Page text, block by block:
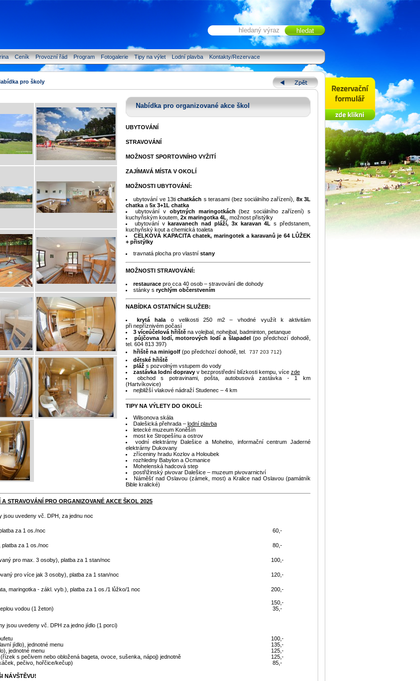
Ceník Provozní řád Program Fotogalerie Tipy na výlet Lodní plavba Kontakty/Rezervace
pro školy
Nabídka pro organizované akce škol
UBYTOVÁNÍ
STRAVOVÁNÍ
MOŽNOST SPORTOVNÍHO VYŽITÍ
ZAJÍMAVÁ MÍSTA V OKOLÍ
MOŽNOSTI UBYTOVÁNÍ:
ubytování ve 13tichatkách s terasami (bez sociálního zařízení), 8x 3L
chatka a 5x 3+1L chatka
ubytování v obytných maringotkách(bez sociálního zařízení) s
kuchyňským koutem, 2x maringotka 4L , možnost přistýlky
ubytování vkaravanech nad pláží, 3x karavan 4Ls předstanem,
kuchyňský kout a chemická toaleta
CELKOVÁ KAPACITA chatek, maringotek a karavanů je 64 LŮŽEK
+ přistýlky
travnatá plocha pro vlastní stany
MOŽNOSTI STRAVOVÁNÍ:
restaurace pro cca 40 osob – stravování dle dohody
stánky s rychlým občerstvením
NABÍDKA OSTATNÍCH SLUŽEB:
krytá hala o velikosti 250 m2 – vhodné využít k aktivitám
při nepříznivém počasí
3 víceúčelová hřiště na volejbal, nohejbal, badminton, petanque
půjčovna lodí, motorových lodí a šlapadel(po předchozí dohodě,
tel. 604 813 397)
hřiště na minigolf (po předchozí dohodě, tel. 737 203 712)
dětské hřiště
pláž s pozvolným vstupem do vody
zastávka lodní dopravy v bezprostřední blízkosti kempu, více zde
obchod s potravinami, pošta, autobusová zastávka - 1 km
(Hartvíkovice)
nejbližší vlakové nádraží Studenec – 4 km
TIPY NA VÝLETY DO OKOLÍ:
Wilsonova skála
Dalešická přehrada – lodní plavba
letecké muzeum Koněšín
most ke Stropešínu a ostrov
vodní elektrárny Dalešice a Mohelno, informační centrum Jaderné
elektrárny Dukovany
zříceniny hradu Kozlov a Holoubek
rozhledny Babylon a Ocmanice
Mohelenská hadcová step
postřižinský pivovar Dalešice – muzeum pivovarnictví
Náměšť nad Oslavou (zámek, most) a Kralice nad Oslavou (památník
Bible kralické)
A STRAVOVÁNÍ PRO ORGANIZOVANÉ AKCE ŠKOL 2025
jsou uvedeny vč. DPH, za jednu noc
za 1 os./noc 60,-
za 1 os./noc 80,-
pro max. 3 osoby), platba za 1 stan/noc 100,-
pro více jak 3 osoby), platba za 1 stan/noc 120,-
maringotka - zákl. vyb.), platba za 1 os./1 lůžko/1 noc 200,-
150,-
vodou (1 žeton)
35,-
jsou uvedeny vč. DPH za jedno jídlo (1 porci)
100,-
jídlo), jednotné menu
135,-
jednotné menu
125,-
s pečivem nebo obložená bageta, ovoce, sušenka, nápoj) jednotně
125,-
pečivo, hořčice/kečup)
85,-
NÁVŠTĚVU!